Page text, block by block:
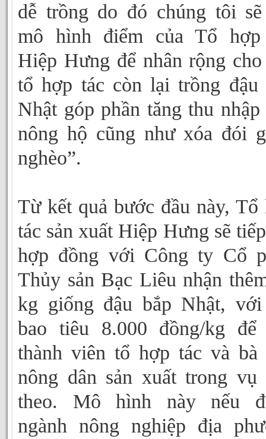
dễ trồng do đó chúng tôi
mô hình điểm của Tổ hợp
Hiệp Hưng để nhân rộng cho
tổ hợp tác còn lại trồng đậu
Nhật góp phần tăng thu nhập
nông hộ cũng như xóa đói
nghèo”.
Từ kết quả bước đầu này, Tổ
tác sản xuất Hiệp Hưng sẽ
hợp đồng với Công ty Cổ
Thủy sản Bạc Liêu nhận
kg giống đậu bắp Nhật,
bao tiêu 8.000 đồng/kg để
thành viên tổ hợp tác và bà
nông dân sản xuất trong vụ
theo. Mô hình này nếu
ngành nông nghiệp địa